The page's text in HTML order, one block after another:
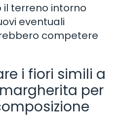
il terreno intorno
eventuali
competere
i fiori simili a
per